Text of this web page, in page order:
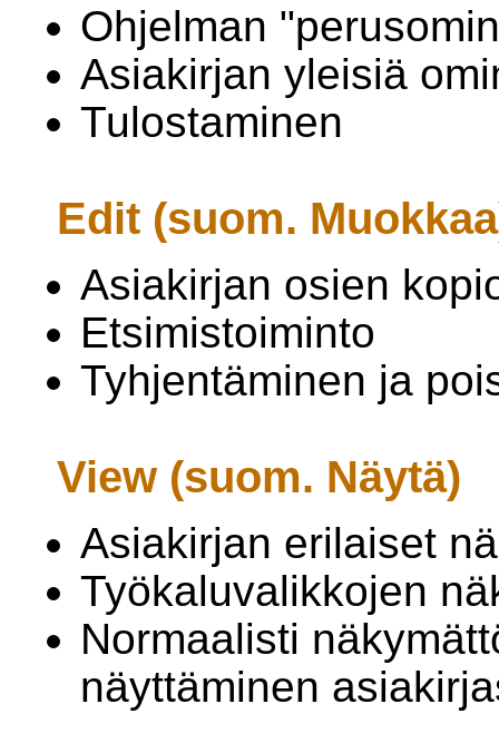
Ohjelman
Asiakirjan yleisiä
Tulostaminen
Edit (suom.
Asiakirjan osien
Etsimistoiminto
Tyhjentäminen ja
View (suom. Näytä)
Asiakirjan erilaiset
Työkaluvalikkojen
Normaalisti
näyttäminen